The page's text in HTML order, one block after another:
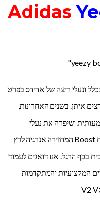
ונעלי ריצה של אדידס בפרט
איתן. בשנים האחרונות,
ושיפרה את נעלי
הספורט של אדידס באמצעות טכנולוגיית Boost המחזירה אנרגיה לרץ
בכף הרגל. אנו דואגים לעמוד
המקצועיות והמתקדמות